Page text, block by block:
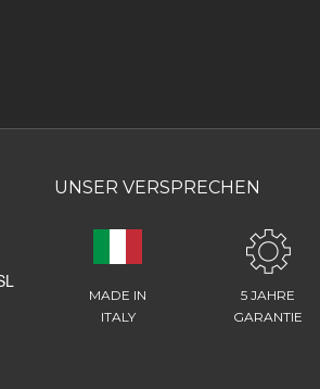
UNSER VERSPRECHEN
MADE IN
ITALY
5 JAHRE
GARANTIE